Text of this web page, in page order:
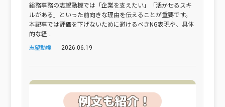
総務事務の志望動機では「企業を支えたい」「活かせるスキ
ルがある」といった前向きな理由を伝えることが重要です。
本記事では評価を下げないために避けるべきNG表現や、具体
的な経...
志望動機 2026.06.19